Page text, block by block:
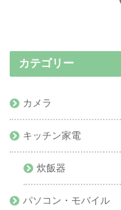
カテゴリー
カメラ
キッチン家電
炊飯器
パソコン・モバイル